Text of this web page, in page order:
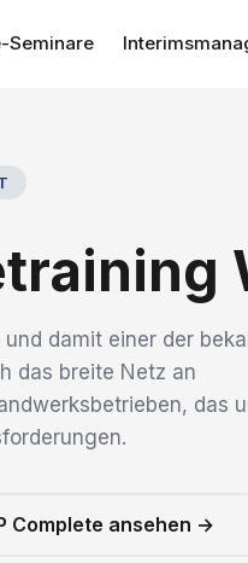
Seminare
damit einer der
das breite Netz an
das
Complete ansehen →